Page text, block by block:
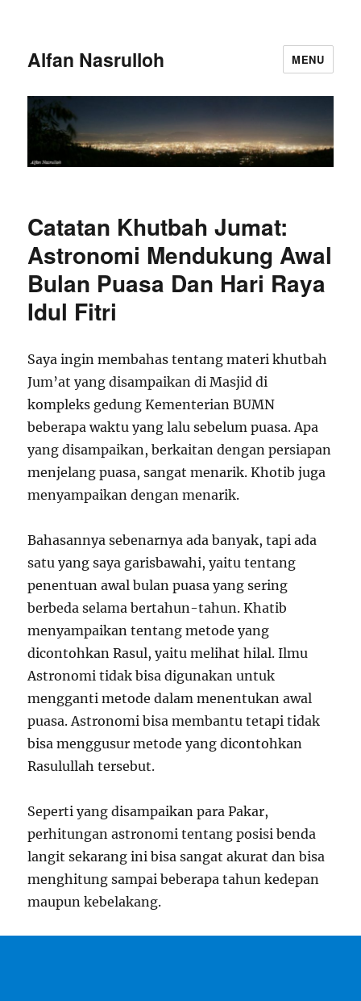
Alfan Nasrulloh MENU
Catatan Khutbah Jumat:
Astronomi Mendukung Awal
Bulan Puasa Dan Hari Raya
Idul Fitri
Saya ingin membahas tentang materi khutbah
Jum’at yang disampaikan di Masjid di
kompleks gedung Kementerian BUMN
beberapa waktu yang lalu sebelum puasa. Apa
yang disampaikan, berkaitan dengan persiapan
menjelang puasa, sangat menarik. Khotib juga
menyampaikan dengan menarik.
Bahasannya sebenarnya ada banyak, tapi ada
satu yang saya garisbawahi, yaitu tentang
penentuan awal bulan puasa yang sering
berbeda selama bertahun-tahun. Khatib
menyampaikan tentang metode yang
dicontohkan Rasul, yaitu melihat hilal. Ilmu
Astronomi tidak bisa digunakan untuk
mengganti metode dalam menentukan awal
puasa. Astronomi bisa membantu tetapi tidak
bisa menggusur metode yang dicontohkan
Rasulullah tersebut.
Seperti yang disampaikan para Pakar,
perhitungan astronomi tentang posisi benda
langit sekarang ini bisa sangat akurat dan bisa
menghitung sampai beberapa tahun kedepan
maupun kebelakang.